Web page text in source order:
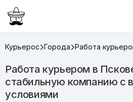
Курьерос Города Работа
Работа курьером в
стабильную компанию с
условиями